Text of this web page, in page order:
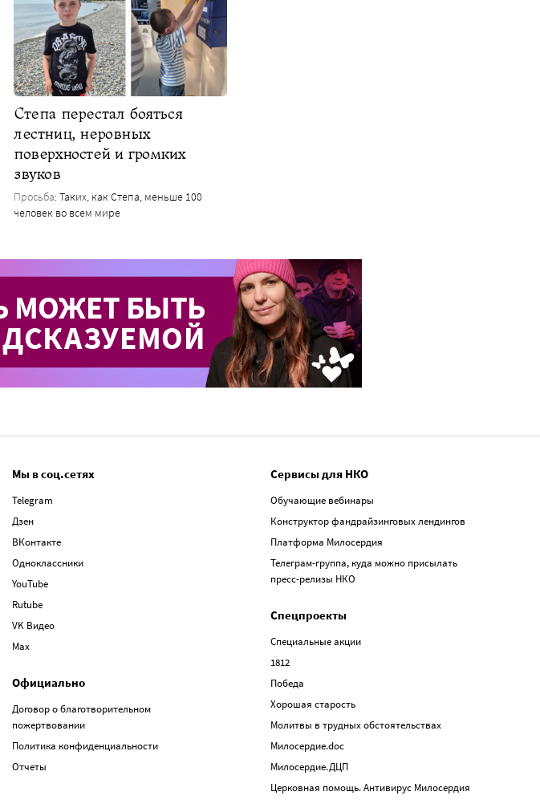
Степа перестал бояться
лестниц, неровных
поверхностей и громких
звуков
Просьба: Таких, как Степа, меньше 100
человек во всем мире
Мы в соц.сетях
Telegram
Дзен
ВКонтакте
Одноклассники
YouTube
Rutube
VK Видео
Max
Официально
Договор о благотворительном
пожертвовании
Политика конфиденциальности
Отчеты
Сервисы для НКО
Обучающие вебинары
Конструктор фандрайзинговых лендингов
Платформа Милосердия
Телеграм-группа, куда можно присылать
пресс-релизы НКО
Спецпроекты
Специальные акции
1812
Победа
Хорошая старость
Молитвы в трудных обстоятельствах
Милосердие.doc
Милосердие.ДЦП
Церковная помощь. Антивирус Милосердия